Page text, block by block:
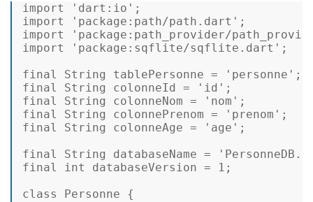
import 'dart:io'
import
'package:path/path.dart'
import
'package:path_provider/
import
'package:sqflite/sqflite.dart' ;
final
String tablePersonne = 'personne'
final
String colonneId = 'id'
final
String colonneNom = 'nom'
final
String colonnePrenom = 'prenom'
final
String colonneAge = 'age' ;
final
String databaseName =
final
int databaseVersion = 1 ;
class
Personne {